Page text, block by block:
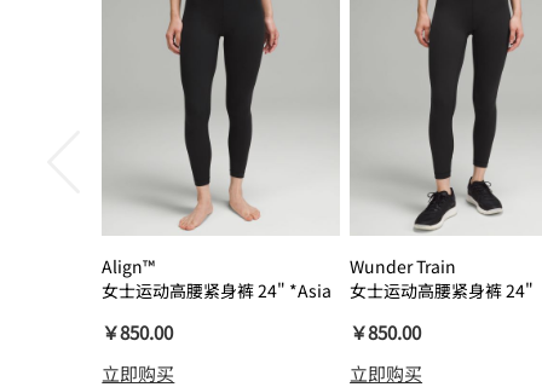
Align™
女士运动高腰紧身裤 24" *Asia
￥850.00
立即购买
Wunder Train
女士运动高腰紧身裤 24"
￥850.00
立即购买